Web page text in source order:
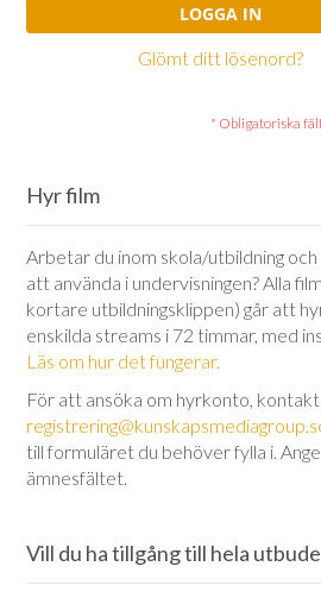
LOGGA IN
Glömt ditt lösenord?
Hyr film
Arbetar du inom skola/utbildning
att använda i undervisningen? Alla
kortare utbildningsklippen) går att
enskilda streams i 72 timmar, med
Läs om hur det fungerar.
För att ansöka om hyrkonto,
till formuläret du behöver fylla i.
ämnesfältet.
Vill du ha tillgång till hela